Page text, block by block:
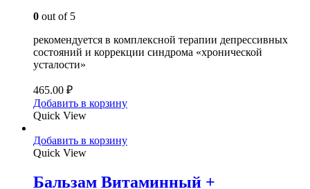
0 out of 5
рекомендуется в комплексной терапии депрессивных
состояний и коррекции синдрома «хронической
усталости»
465.00 ₽
Добавить в корзину
Quick View
Добавить в корзину
Quick View
Бальзам Витаминный +